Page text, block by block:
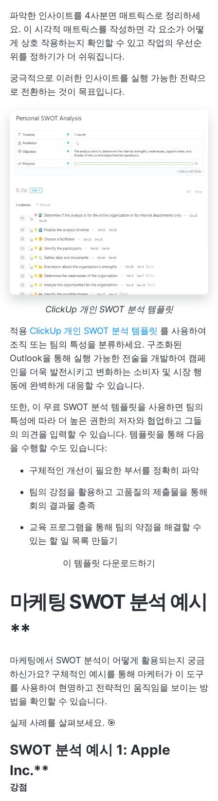
파악한 인사이트를 4사분면 매트릭스로 정리하세
요. 이 시각적 매트릭스를 작성하면 각 요소가 어떻
게 상호 작용하는지 확인할 수 있고 작업의 우선순
위를 정하기가 더 쉬워집니다.
궁극적으로 이러한 인사이트를 실행 가능한 전략으
로 전환하는 것이 목표입니다.
ClickUp 개인 SWOT 분석 템플릿
적용 ClickUp 개인 SWOT 분석 템플릿 를 사용하여
조직 또는 팀의 특성을 분류하세요. 구조화된
Outlook을 통해 실행 가능한 전술을 개발하여 캠페
인을 더욱 발전시키고 변화하는 소비자 및 시장 행
동에 완벽하게 대응할 수 있습니다.
또한, 이 무료 SWOT 분석 템플릿을 사용하면 팀의
특성에 따라 더 높은 권한의 저자와 협업하고 그들
의 의견을 입력할 수 있습니다. 템플릿을 통해 다음
을 수행할 수도 있습니다:
구체적인 개선이 필요한 부서를 정확히 파악
팀의 강점을 활용하고 고품질의 제출물을 통해
회의 결과물 충족
교육 프로그램을 통해 팀의 약점을 해결할 수
있는 할 일 목록 만들기
이 템플릿 다운로드하기
마케팅 SWOT 분석 예시
**
마케팅에서 SWOT 분석이 어떻게 활용되는지 궁금
하신가요? 구체적인 예시를 통해 마케터가 이 도구
를 사용하여 현명하고 전략적인 움직임을 보이는 방
법을 확인할 수 있습니다.
실제 사례를 살펴보세요. 🎯
SWOT 분석 예시 1: Apple
Inc.**
강점